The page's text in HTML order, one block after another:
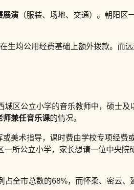
展演 （服装、场地、交通）。朝阳区
生均公用经费基础上额外拨款。而
区公立小学的音乐教师中，硕士及
师兼任音乐课的情况。
美术指导，课时费由学校专项经费
所公立小学，家长想请一位中央院
全市总数的68%，而怀柔、密云、